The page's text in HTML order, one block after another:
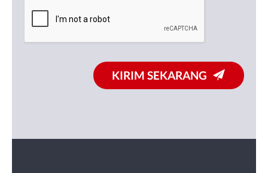
KIRIM SEKARANG